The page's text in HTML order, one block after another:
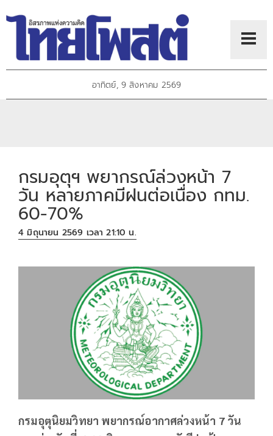
อาทิตย์, 9 สิงหาคม 2569
กรมอุตุฯ พยากรณ์ล่วงหน้า 7
วัน หลายภาคมีฝนต่อเนื่อง กทม.
60-70%
4 มิถุนายน 2569 เวลา 21:10 น.
กรมอุตุนิยมวิทยา พยากรณ์อากาศล่วงหน้า 7 วัน